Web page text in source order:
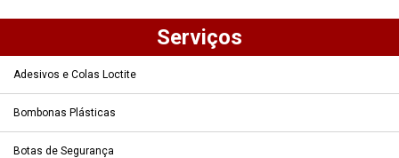
Serviços
Adesivos e Colas Loctite
Bombonas Plásticas
Botas de Segurança